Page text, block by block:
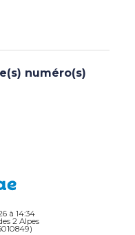
numéro(s)
à 14:34
2 Alpes
)